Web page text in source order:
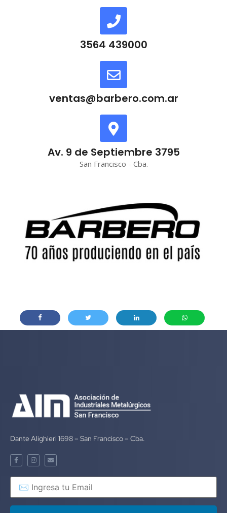
3564 439000
ventas@barbero.com.ar
Av. 9 de Septiembre 3795
San Francisco - Cba.
Dante Alighieri 1698 – San Francisco – Cba.